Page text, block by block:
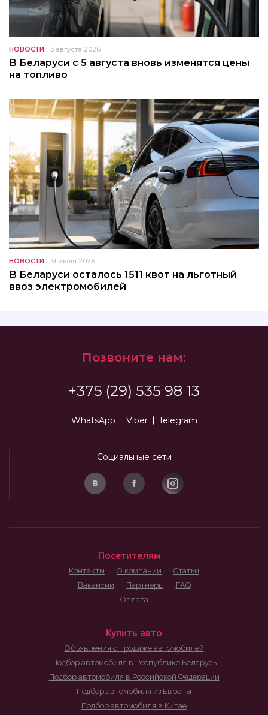
НОВОСТИ 3 августа 2026
В Беларуси с 5 августа вновь изменятся цены
на топливо
НОВОСТИ 31 июля 2026
В Беларуси осталось 1511 квот на льготный
ввоз электромобилей
Позвоните нам:
+375 (29) 535 98 13
WhatsApp Viber Telegram
Социальные сети
Посетителям
Контакты О компании
Статьи
Вакансии
Партнеры
FAQ
Оплата
Купить авто
Объявления о продаже автомобилей
Подбор автомобиля в Республике Беларусь
Подбор автомобиля в Российской Федерации
Подбор автомобиля из Европы
Подбор автомобиля в Китае